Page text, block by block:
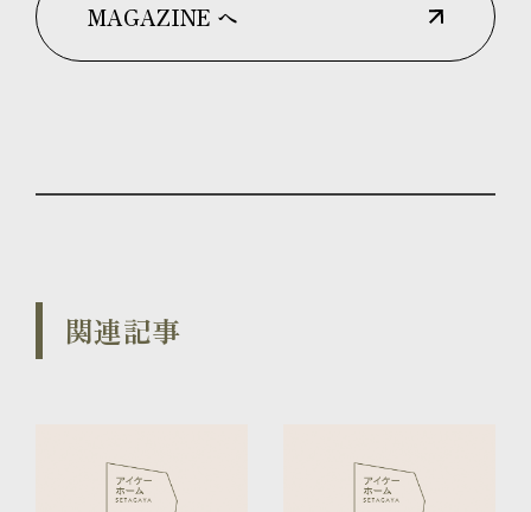
MAGAZINE へ
関連記事